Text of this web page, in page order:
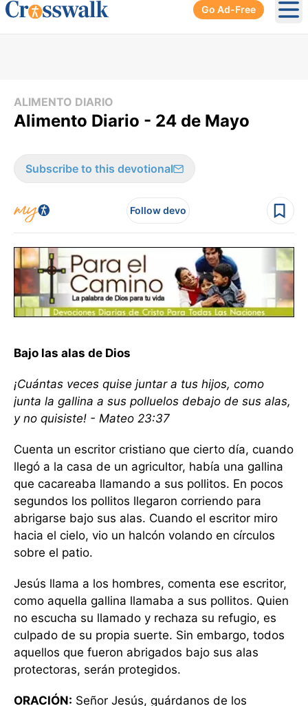
Go Ad-Free
ALIMENTO DIARIO
Alimento Diario - 24 de Mayo
Subscribe to this devotional
Follow devo
Bajo las alas de Dios
¡Cuántas veces quise juntar a tus hijos, como
junta la gallina a sus polluelos debajo de sus alas,
y no quisiste! - Mateo 23:37
Cuenta un escritor cristiano que cierto día, cuando
llegó a la casa de un agricultor, había una gallina
que cacareaba llamando a sus pollitos. En pocos
segundos los pollitos llegaron corriendo para
abrigarse bajo sus alas. Cuando el escritor miro
hacia el cielo, vio un halcón volando en círculos
sobre el patio.
Jesús llama a los hombres, comenta ese escritor,
como aquella gallina llamaba a sus pollitos. Quien
no escucha su llamado y rechaza su refugio, es
culpado de su propia suerte. Sin embargo, todos
aquellos que fueron abrigados bajo sus alas
protectoras, serán protegidos.
ORACIÓN: Señor Jesús, guárdanos de los